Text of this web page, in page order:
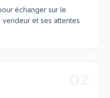
échanger sur le
et ses attentes